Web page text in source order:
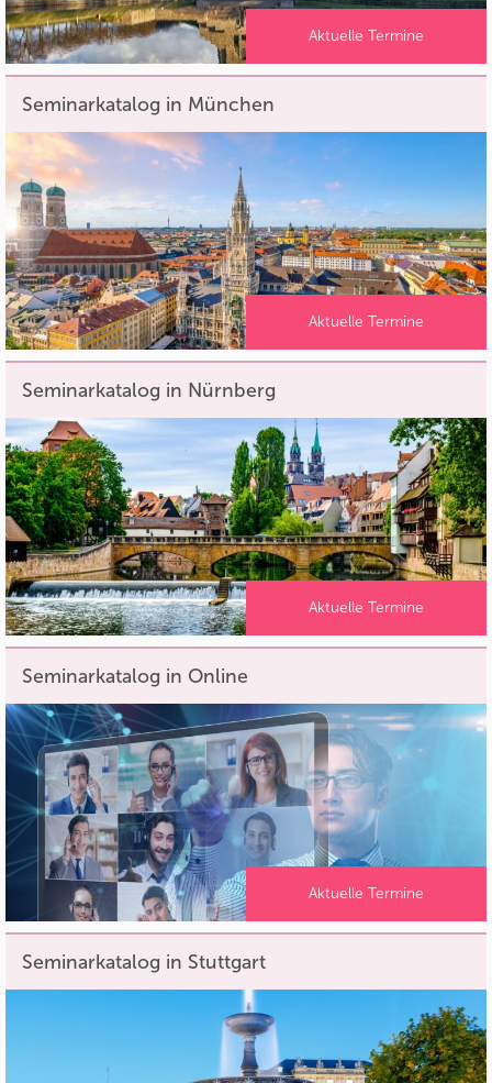
Aktuelle Termine
Seminarkatalog in München
Aktuelle Termine
Seminarkatalog in Nürnberg
Aktuelle Termine
Seminarkatalog in Online
Aktuelle Termine
Seminarkatalog in Stuttgart